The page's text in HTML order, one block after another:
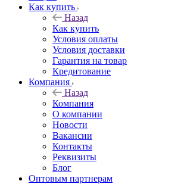
Как купить
Назад
Как купить
Условия оплаты
Условия доставки
Гарантия на товар
Кредитование
Компания
Назад
Компания
О компании
Новости
Вакансии
Контакты
Реквизиты
Блог
Оптовым партнерам